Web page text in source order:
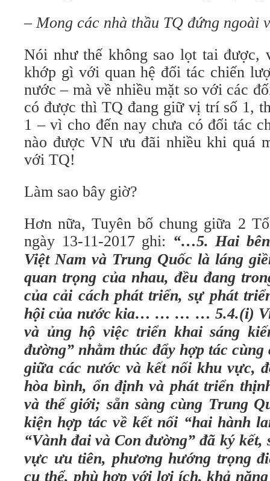
–Mong các nhà thầu TQ đứng ngoài
Nói như thế không sao lọt tai được,
khớp gì với quan hệ đối tác chiến
nước – mà về nhiều mặt so với các
có được thì TQ đang giữ vị trí số 1,
1 – vì cho đến nay chưa có đối tác
nào được VN ưu đãi nhiều khi quá
với TQ!
Làm sao bây giờ?
Hơn nữa, Tuyên bố chung giữa 2
ngày 13-11-2017 ghi: “…5. Hai
Việt Nam và Trung Quốc là láng
quan trọng của nhau, đều đang
của cải cách phát triển, sự phát
hội của nước kia… … … … 5.4.(i)
và ủng hộ việc triển khai sáng
đường” nhằm thúc đẩy hợp tác
giữa các nước và kết nối khu vực,
hòa bình, ổn định và phát triển
và thế giới; sẵn sàng cùng Trung
kiện hợp tác về kết nối “hai hành
“Vành đai và Con đường” đã ký
vực ưu tiên, phương hướng trọng
cụ thể, phù hợp với lợi ích, khả